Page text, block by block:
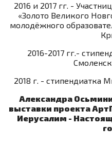
2016 и 2017 гг. -
«Золото Великого
молодёжного
2016-2017 гг.-
2018 г. - стипендиатка
Александра
выставки проекта
Иерусалим -